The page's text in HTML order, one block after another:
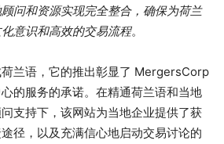
问和资源实现完全整合，确保为荷兰
意识和高效的交易流程。
兰语，它的推出彰显了 MergersCorp
的服务的承诺。在精通荷兰语和当地
支持下，该网站为当地企业提供了获
径，以及充满信心地启动交易讨论的